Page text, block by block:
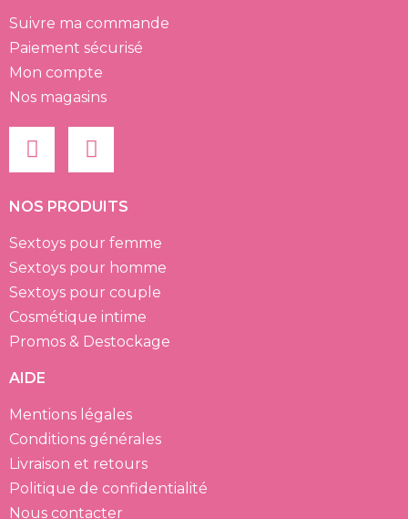
Suivre ma commande
Paiement sécurisé
Mon compte
Nos magasins
NOS PRODUITS
Sextoys pour femme
Sextoys pour homme
Sextoys pour couple
Cosmétique intime
Promos & Destockage
AIDE
Mentions légales
Conditions générales
Livraison et retours
Politique de confidentialité
Nous contacter